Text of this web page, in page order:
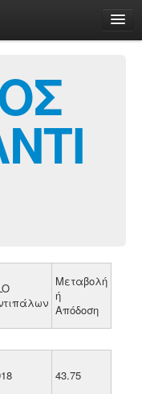
Μεταβολή
ή
Απόδοση
43.75